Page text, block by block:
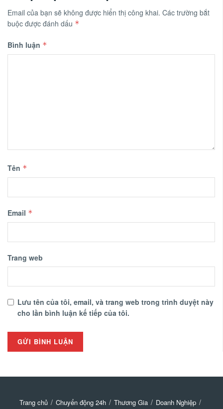
Email của bạn sẽ không được hiển thị công khai. Các trường bắt
buộc được đánh dấu *
Bình luận *
Tên *
Email *
Trang web
Lưu tên của tôi, email, và trang web trong trình duyệt này
cho lần bình luận kế tiếp của tôi.
Trang chủ Chuyển động 24h Thương Gia Doanh Nghiệp